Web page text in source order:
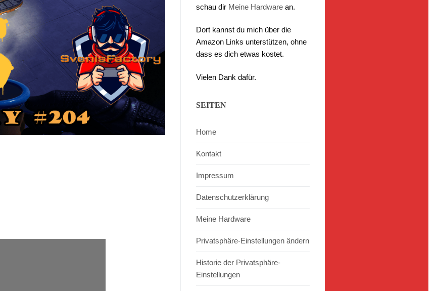
schau dir Meine Hardware an.
Dort kannst du mich über die
Amazon Links unterstützen, ohne
dass es dich etwas kostet.
Vielen Dank dafür.
SEITEN
Home
Kontakt
Impressum
Datenschutzerklärung
Meine Hardware
Privatsphäre-Einstellungen ändern
Historie der Privatsphäre-
Einstellungen